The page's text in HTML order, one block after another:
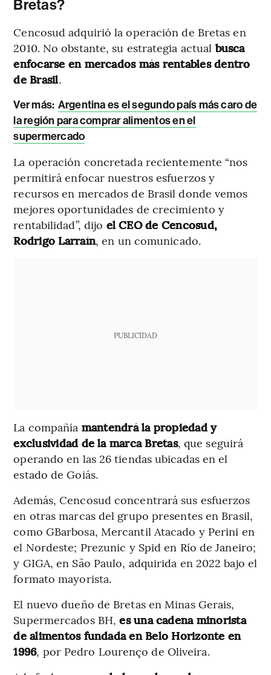
Bretas?
Cencosud adquirió la operación de Bretas en
2010. No obstante, su estrategia actual busca
enfocarse en mercados más rentables dentro
de Brasil.
Ver más: Argentina es el segundo país más caro de
la región para comprar alimentos en el
supermercado
La operación concretada recientemente “nos
permitirá enfocar nuestros esfuerzos y
recursos en mercados de Brasil donde vemos
mejores oportunidades de crecimiento y
rentabilidad”, dijo el CEO de Cencosud,
Rodrigo Larraín, en un comunicado.
PUBLICIDAD
La compañía mantendrá la propiedad y
exclusividad de la marca Bretas, que seguirá
operando en las 26 tiendas ubicadas en el
estado de Goiás.
Además, Cencosud concentrará sus esfuerzos
en otras marcas del grupo presentes en Brasil,
como GBarbosa, Mercantil Atacado y Perini en
el Nordeste; Prezunic y Spid en Río de Janeiro;
y GIGA, en São Paulo, adquirida en 2022 bajo el
formato mayorista.
El nuevo dueño de Bretas en Minas Gerais,
Supermercados BH, es una cadena minorista
de alimentos fundada en Belo Horizonte en
1996, por Pedro Lourenço de Oliveira.